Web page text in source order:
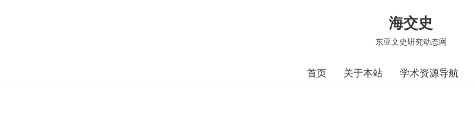
海交史
东亚文史研究动态网
首页 关于本站 学术资源导航